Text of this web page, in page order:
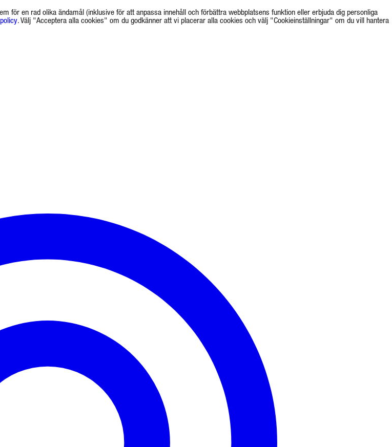
för en rad olika ändamål (inklusive för att anpassa innehåll och förbättra webbplatsens funktion eller erbjuda dig personliga
. Välj "Acceptera alla cookies" om du godkänner att vi placerar alla cookies och välj "Cookieinställningar" om du vill hantera